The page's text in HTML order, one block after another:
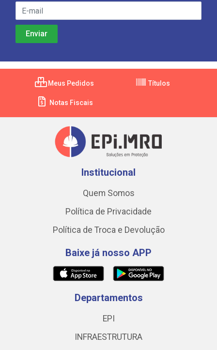
Meus Pedidos Títulos
Notas Fiscais
Institucional
Quem Somos
Política de Privacidade
Política de Troca e Devolução
Baixe já nosso APP
Departamentos
EPI
INFRAESTRUTURA